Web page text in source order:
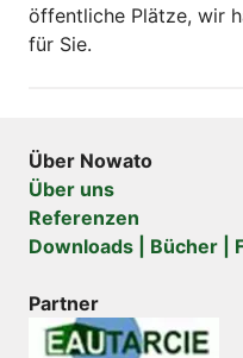
öffentliche Plätze, wir
für Sie.
Über Nowato
Über uns
Referenzen
Downloads | Bücher |
Partner